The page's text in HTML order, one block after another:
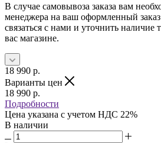
В случае самовывоза заказа вам
менеджера на ваш оформленный
связаться с нами и уточнить
вас магазине.
18 990 р.
Варианты цен
18 990 р.
Подробности
Цена указана с учетом НДС 22%
В наличии